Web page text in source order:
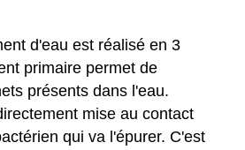
d'eau est réalisé en 3
primaire permet de
présents dans l'eau.
mise au contact
qui va l'épurer. C'est